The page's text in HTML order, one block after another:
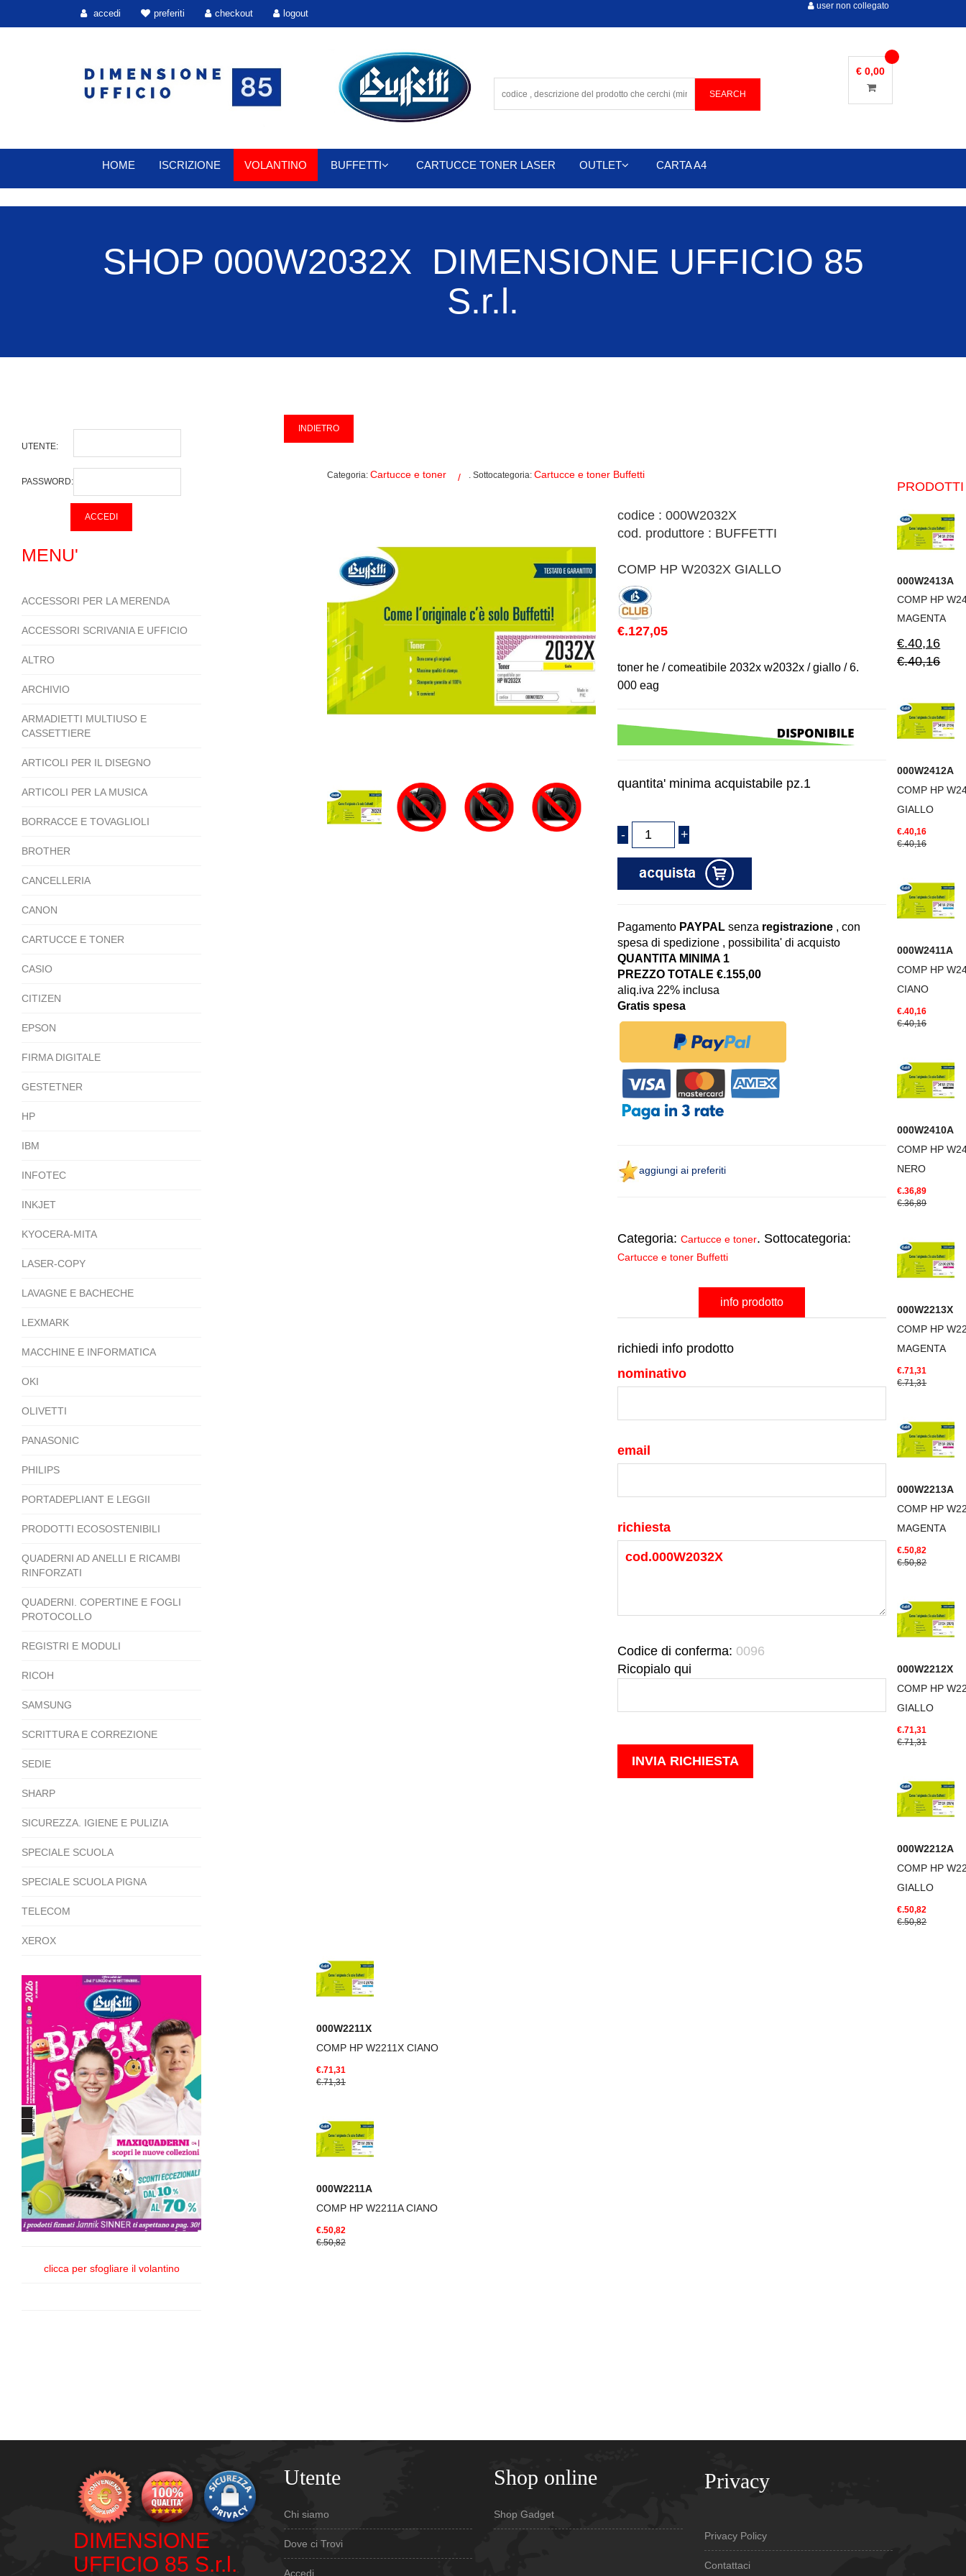
accedi preferiti checkout logout
user non collegato
€ 0,00
HOME ISCRIZIONE VOLANTINO BUFFETTI CARTUCCE TONER LASER OUTLET CARTA A4
SHOP 000W2032X DIMENSIONE UFFICIO 85
S.r.l.
UTENTE:
PASSWORD:
MENU'
ACCESSORI PER LA MERENDA
ACCESSORI SCRIVANIA E UFFICIO
ALTRO
ARCHIVIO
ARMADIETTI MULTIUSO E
CASSETTIERE
ARTICOLI PER IL DISEGNO
ARTICOLI PER LA MUSICA
BORRACCE E TOVAGLIOLI
BROTHER
CANCELLERIA
CANON
CARTUCCE E TONER
CASIO
CITIZEN
EPSON
FIRMA DIGITALE
GESTETNER
HP
IBM
INFOTEC
INKJET
KYOCERA-MITA
LASER-COPY
LAVAGNE E BACHECHE
LEXMARK
MACCHINE E INFORMATICA
OKI
OLIVETTI
PANASONIC
PHILIPS
PORTADEPLIANT E LEGGII
PRODOTTI ECOSOSTENIBILI
QUADERNI AD ANELLI E RICAMBI
RINFORZATI
QUADERNI. COPERTINE E FOGLI
PROTOCOLLO
REGISTRI E MODULI
RICOH
SAMSUNG
SCRITTURA E CORREZIONE
SEDIE
SHARP
SICUREZZA. IGIENE E PULIZIA
SPECIALE SCUOLA
SPECIALE SCUOLA PIGNA
TELECOM
XEROX
clicca per sfogliare il volantino
Categoria: Cartucce e toner . Sottocategoria: Cartucce e toner Buffetti
codice : 000W2032X
cod. produttore : BUFFETTI
COMP HP W2032X GIALLO
€.127,05
toner he / comeatibile 2032x w2032x / giallo / 6.
000 eag
quantita' minima acquistabile pz.1
Pagamento PAYPAL senza registrazione , con
spesa di spedizione , possibilita' di acquisto
QUANTITA MINIMA 1
PREZZO TOTALE €.155,00
aliq.iva 22% inclusa
Gratis spesa
aggiungi ai preferiti
Categoria:Cartucce e toner. Sottocategoria:
Cartucce e toner Buffetti
info prodotto
richiedi info prodotto
nominativo
email
richiesta
Codice di conferma: 0096
Ricopialo qui
000W2413A
COMP HP
MAGENTA
€.40,16
€.40,16
000W2412A
COMP HP
GIALLO
€.40,16
€.40,16
000W2411A
COMP HP
CIANO
€.40,16
€.40,16
000W2410A
COMP HP
NERO
€.36,89
€.36,89
000W2213X
COMP HP
MAGENTA
€.71,31
€.71,31
000W2213A
COMP HP
MAGENTA
€.50,82
€.50,82
000W2212X
COMP HP
GIALLO
€.71,31
€.71,31
000W2212A
COMP HP
GIALLO
€.50,82
€.50,82
000W2211X
COMP HP W2211X CIANO
€.71,31
€.71,31
000W2211A
COMP HP W2211A CIANO
€.50,82
€.50,82
DIMENSIONE
UFFICIO 85 S.r.l.
Utente
Chi siamo
Dove ci Trovi
Accedi
Shop online
Shop Gadget
Privacy
Privacy Policy
Contattaci